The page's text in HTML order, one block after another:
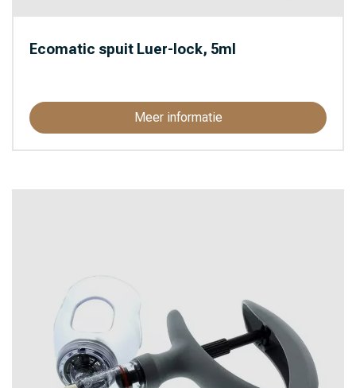
Ecomatic spuit Luer-lock, 5ml
Meer informatie